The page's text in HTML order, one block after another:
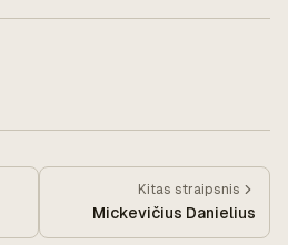
Kitas straipsnis
Mickevičius Danielius